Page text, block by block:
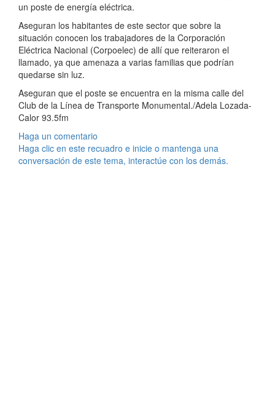
un poste de energía eléctrica.
Aseguran los habitantes de este sector que sobre la
situación conocen los trabajadores de la Corporación
Eléctrica Nacional (Corpoelec) de allí que reiteraron el
llamado, ya que amenaza a varias familias que podrían
quedarse sin luz.
Aseguran que el poste se encuentra en la misma calle del
Club de la Línea de Transporte Monumental./Adela Lozada-
Calor 93.5fm
Haga un comentario
Haga clic en este recuadro e inicie o mantenga una
conversación de este tema, interactúe con los demás.